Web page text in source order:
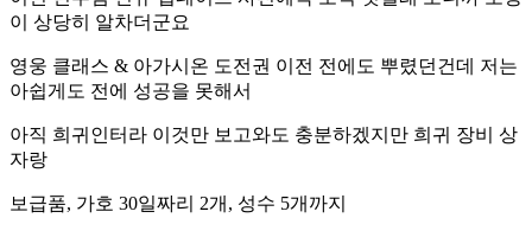
이 상당히 알차더군요
영웅 클래스 & 아가시온 도전권 이전 전에도 뿌렸던건데 저는
아쉽게도 전에 성공을 못해서
아직 희귀인터라 이것만 보고와도 충분하겠지만 희귀 장비 상
자랑
보급품, 가호 30일짜리 2개, 성수 5개까지